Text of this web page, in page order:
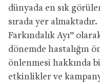
dünyada en sık
sırada yer
Farkındalık Ayı”
dönemde hastalığın
önlenmesi hakkında
etkinlikler ve